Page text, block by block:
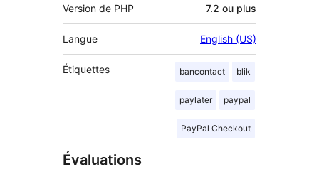
Version de PHP 7.2 ou plus
Langue English (US)
Étiquettes bancontact blik
paylater paypal
PayPal Checkout
Évaluations